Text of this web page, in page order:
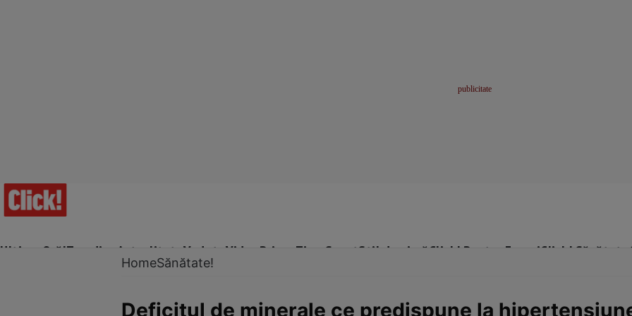
Ultima Oră!Trending Actualitate Vedete Video Prime Time SportStil de viațăClick! Pentru FemeiClick! Sănătate
HomeSănătate!
Deficitul de minerale ce predispune la